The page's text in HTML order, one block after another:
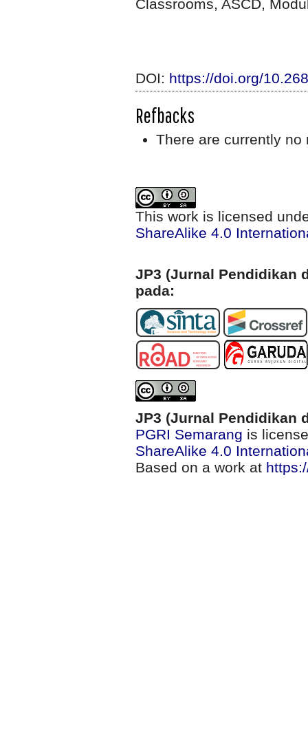
Classrooms, ASCD,
DOI: https://doi.org/
Refbacks
There are currently no
This work is licensed
ShareAlike 4.0
JP3 (Jurnal Pendidikan
pada:
JP3 (Jurnal Pendidikan
PGRI Semarang is
ShareAlike 4.0
Based on a work at